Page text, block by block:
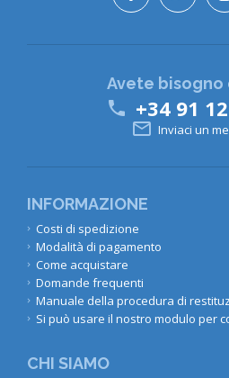
INFORMAZIONE
Costi di spedizione
Modalità di pagamento
Come acquistare
Domande frequenti
Manuale della procedura di
Si può usare il nostro modulo per
CHI SIAMO
Avete bisogno
 +34 91
 Inviaci un